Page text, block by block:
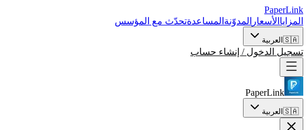
PaperLink
المزايا الأسعار المدوّنة المساعدةتحدّث مع المؤسس
🇸🇦 العربية
تسجيل الدخول / إنشاء حساب
PaperLink
🇸🇦 العربية